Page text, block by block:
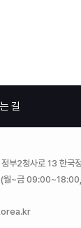
길
부2청사로 13 한국
~금 09:00~18:00,